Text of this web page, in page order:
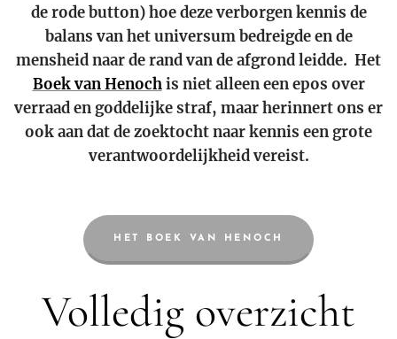
de rode button) hoe deze verborgen kennis de
balans van het universum bedreigde en de
mensheid naar de rand van de afgrond leidde. Het
Boek van Henochis niet alleen een epos over
verraad en goddelijke straf, maar herinnert ons er
ook aan dat de zoektocht naar kennis een grote
verantwoordelijkheid vereist.
HET BOEK VAN HENOCH
Volledig overzicht